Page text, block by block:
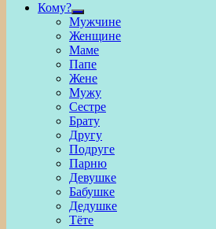
Кому?
Show
sub
menu
Мужчине
Женщине
Маме
Папе
Жене
Мужу
Сестре
Брату
Другу
Подруге
Парню
Девушке
Бабушке
Дедушке
Тёте